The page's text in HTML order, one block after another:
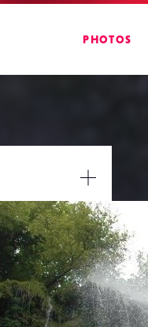
PHOTOS
0 mm
11 février 2019
/
Fermer